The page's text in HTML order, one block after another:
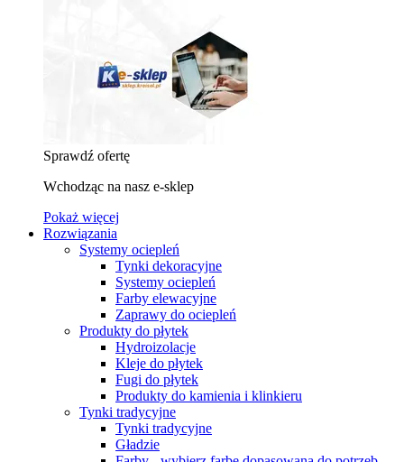
Sprawdź ofertę
Wchodząc na nasz e-sklep
Pokaż więcej
Rozwiązania
Systemy ociepleń
Tynki dekoracyjne
Systemy ociepleń
Farby elewacyjne
Zaprawy do ociepleń
Produkty do płytek
Hydroizolacje
Kleje do płytek
Fugi do płytek
Produkty do kamienia i klinkieru
Tynki tradycyjne
Tynki tradycyjne
Gładzie